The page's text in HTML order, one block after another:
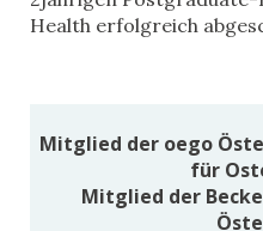
Health erfolgreich
Mitglied der oego
für
Mitglied der